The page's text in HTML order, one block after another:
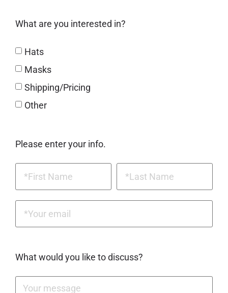
What are you interested in?
Hats
Masks
Shipping/Pricing
Other
Please enter your info.
What would you like to discuss?